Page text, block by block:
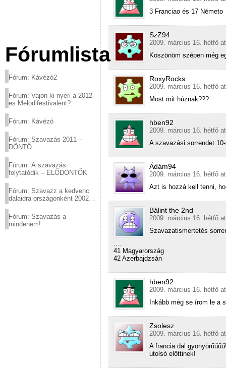
Fórumlista
Fórum: Kávézó2
Fórum: Vajon ki nyeri a 2012-
es Melodifestivalent?
Fórum: Kávézó
Fórum: Szavazás 2011 –
DÖNTŐ
Fórum: A szavazás
folytatódik – ELŐDÖNTŐK
Fórum: Szavazz a kedvenc
dalaidra országonként 2002
Fórum: Szavazás a
mindenem!
3 Franciao és 17 Németo
SzZ94
2009. március 16. hétfő
Köszönöm szépen még
RoxyRocks
2009. március 16. hétfő
Most mit húznak???
hben92
2009. március 16. hétfő
A szavazási sorrendet
Ádám94
2009. március 16. hétfő
Azt is hozzá kell tenni,
Bálint the 2nd
2009. március 16. hétfő
Szavazatismertetés
….
41 Magyarország
42 Azerbajdzsán
hben92
2009. március 16. hétfő
Inkább még se írom le a
Zsolesz
2009. március 16. hétfő
A francia dal
utolsó előttinek!